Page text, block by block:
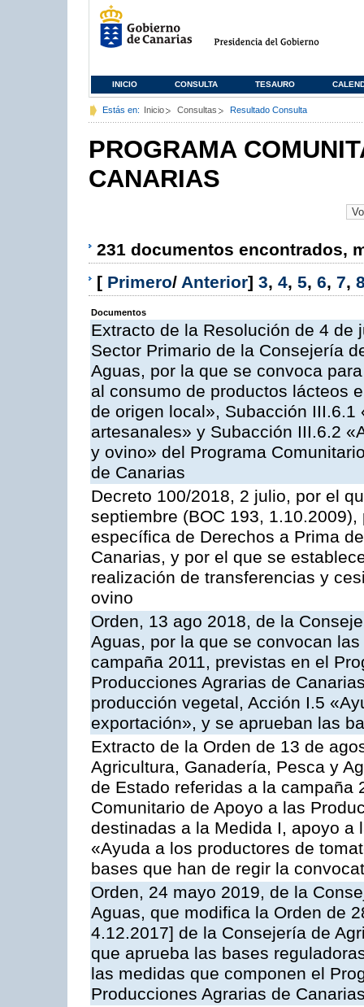
INICIO CONSULTA TESAURO
Estás en: Inicio Consultas Resultado Consulta
PROGRAMA
CANARIAS
231 documentos encontrados,
[ Primero/ Anterior] 3, 4, 5, 6, 7,
Documentos
Extracto de la Resolución de 4
Sector Primario de la Consejería
Aguas, por la que se convoca
al consumo de productos lácteos
de origen local», Subacción
artesanales» y Subacción III.6.2
y ovino» del Programa
de Canarias
Decreto 100/2018, 2 julio, por el
septiembre (BOC 193,
específica de Derechos a Prima
Canarias, y por el que se
realización de transferencias y
ovino
Orden, 13 ago 2018, de la
Aguas, por la que se convocan
campaña 2011, previstas en el
Producciones Agrarias de
producción vegetal, Acción I.5
exportación», y se aprueban las
Extracto de la Orden de 13 de
Agricultura, Ganadería, Pesca y
de Estado referidas a la campaña
Comunitario de Apoyo a las
destinadas a la Medida I, apoyo a
«Ayuda a los productores de
bases que han de regir la
Orden, 24 mayo 2019, de la
Aguas, que modifica la Orden de
4.12.2017] de la Consejería de
que aprueba las bases
las medidas que componen el
Producciones Agrarias de